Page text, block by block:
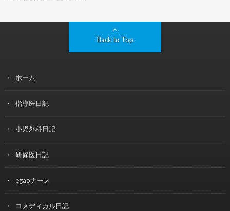
Back to Top
ホーム
指導医日記
小児外科日記
研修医日記
egaoナース
コメディカル日記